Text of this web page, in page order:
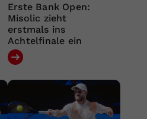
Erste Bank Open:
Misolic zieht
erstmals ins
Achtelfinale ein